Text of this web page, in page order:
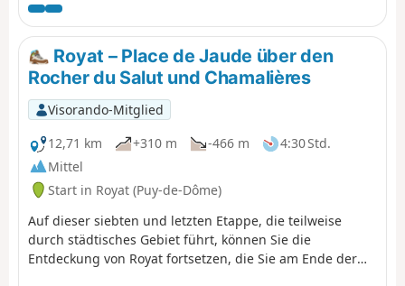
Royat – Place de Jaude über den
Rocher du Salut und Chamalières
Visorando-Mitglied
12,71 km
+310 m -466 m
4:30 Std.
Mittel
Start in Royat (Puy-de-Dôme)
Auf dieser siebten und letzten Etappe, die teilweise
durch städtisches Gebiet führt, können Sie die
Entdeckung von Royat fortsetzen, die Sie am Ende der